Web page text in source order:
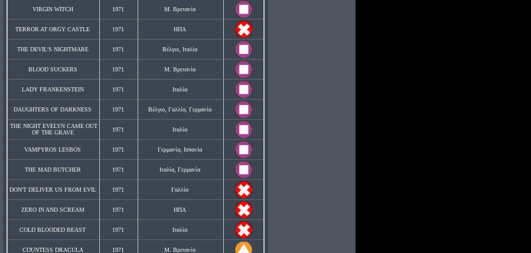
VIRGIN WITCH 1971 Μ. Βρετανία
TERROR AT ORGY CASTLE 1971 ΗΠΑ
THE DEVIL'S NIGHTMARE 1971 Βέλγιο, Ιταλία
BLOOD SUCKERS 1971 Μ. Βρετανία
LADY FRANKENSTEIN 1971 Ιταλία
DAUGHTERS OF DARKNESS 1971 Βέλγιο, Γαλλία, Γερμανία
THE NIGHT EVELYN CAME OUT
OF THE GRAVE
1971 Ιταλία
VAMPYROS LESBOS 1971 Γερμανία, Ισπανία
THE MAD BUTCHER 1971 Ιταλία, Γερμανία
DON'T DELIVER US FROM EVIL 1971 Γαλλία
ZERO IN AND SCREAM 1971 ΗΠΑ
COLD BLOODED BEAST 1971 Ιταλία
COUNTESS DRACULA 1971 Μ. Βρετανία